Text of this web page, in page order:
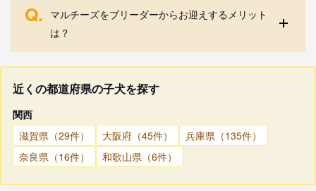
Q. マルチーズをブリーダーからお迎えするメリット
は？
近くの都道府県の子犬を探す
関西
滋賀県（29件）
大阪府（45件）
兵庫県（135件）
奈良県（16件）
和歌山県（6件）